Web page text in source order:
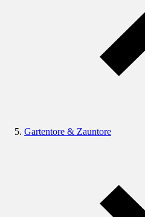
Gartentore & Zauntore